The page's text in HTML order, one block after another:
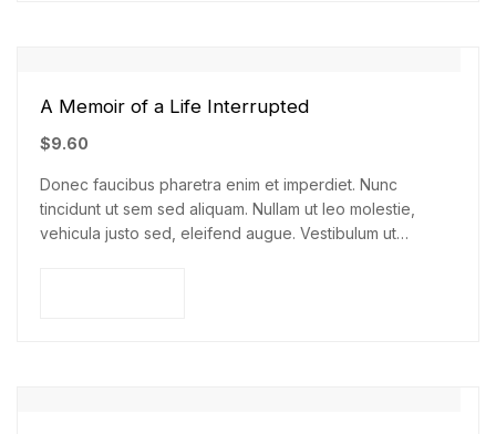
A Memoir of a Life Interrupted
$9.60
Donec faucibus pharetra enim et imperdiet. Nunc
tincidunt ut sem sed aliquam. Nullam ut leo molestie,
vehicula justo sed, eleifend augue. Vestibulum ut